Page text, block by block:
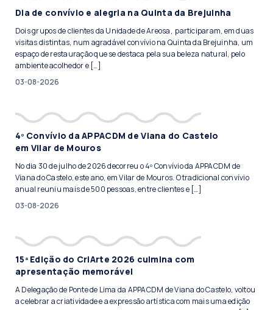
Dia de convívio e alegria na Quinta da Brejuinha
Dois grupos de clientes da Unidade de Areosa, participaram, em duas
visitas distintas, num agradável convívio na Quinta da Brejuinha, um
espaço de restauração que se destaca pela sua beleza natural, pelo
ambiente acolhedor e […]
03-08-2026
4º Convívio da APPACDM de Viana do Castelo
em Vilar de Mouros
No dia 30 de julho de 2026 decorreu o 4º Convívio da APPACDM de
Viana do Castelo, este ano, em Vilar de Mouros. O tradicional convívio
anual reuniu mais de 500 pessoas, entre clientes e […]
03-08-2026
15ª Edição do CriArte 2026 culmina com
apresentação memorável
A Delegação de Ponte de Lima da APPACDM de Viana do Castelo, voltou
a celebrar a criatividade e a expressão artística com mais uma edição